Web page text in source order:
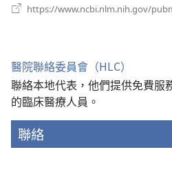
https://www.ncbi.nlm.nih.gov/
醫院聯絡委員會（HLC）
聯絡本地代表，他們提供免費服
的臨床醫療人員。
聯絡